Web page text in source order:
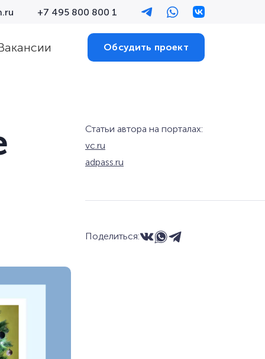
+7 495 800 800 1
Обсудить проект
Статьи автора на порталах:
vc.ru
adpass.ru
Поделиться: